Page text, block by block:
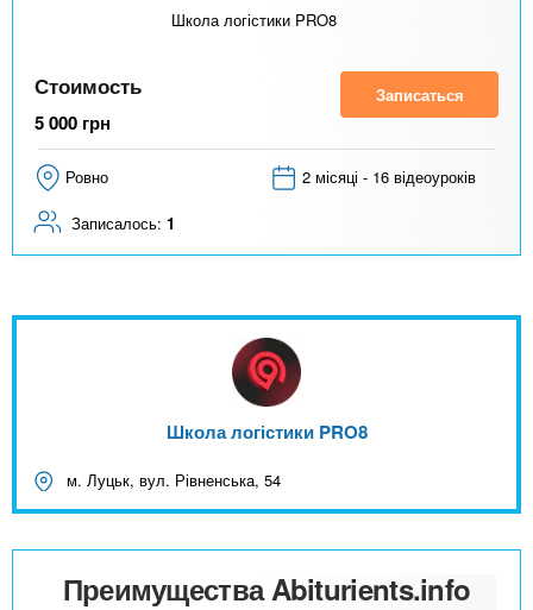
Школа логістики PRO8
Стоимость
5 000 грн
Записаться
Ровно 2 місяці - 16 відеоуроків
Записалось: 1
Школа логістики PRO8
м. Луцьк, вул. Рівненська, 54
Преимущества Abiturients.info